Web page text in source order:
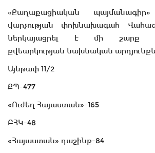
«Քաղաքացիական պայմանագիր»
վարչության փոխնախագահ
ներկայացրել է մի շարք
քվեարկության նախնական
Այնթափ 11/2
ՔՊ-477
«Ուժեղ Հայաստան»-165
ԲՀԿ-48
«Հայաստան» դաշինք-84